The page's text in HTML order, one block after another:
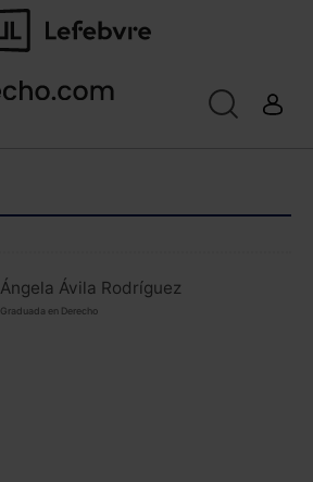
Ángela Ávila Rodríguez
Graduada en Derecho